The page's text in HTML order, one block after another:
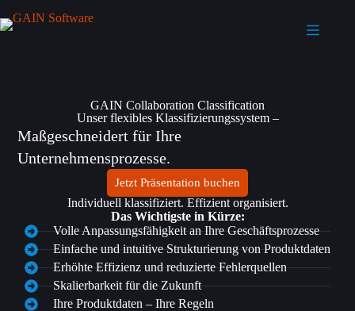
Menu
GAIN Collaboration Classification​
Unser flexibles Klassifizierungssystem –
Maßgeschneidert für Ihre
Unternehmensprozesse.
Jetzt Präsentation buchen
Individuell klassifiziert. Effizient organisiert.
Das Wichtigste in Kürze:
Volle Anpassungsfähigkeit an Ihre Geschäftsprozesse
Einfache und intuitive Strukturierung von Produktdaten
Erhöhte Effizienz und reduzierte Fehlerquellen
Skalierbarkeit für die Zukunft
Ihre Produktdaten – Ihre Regeln